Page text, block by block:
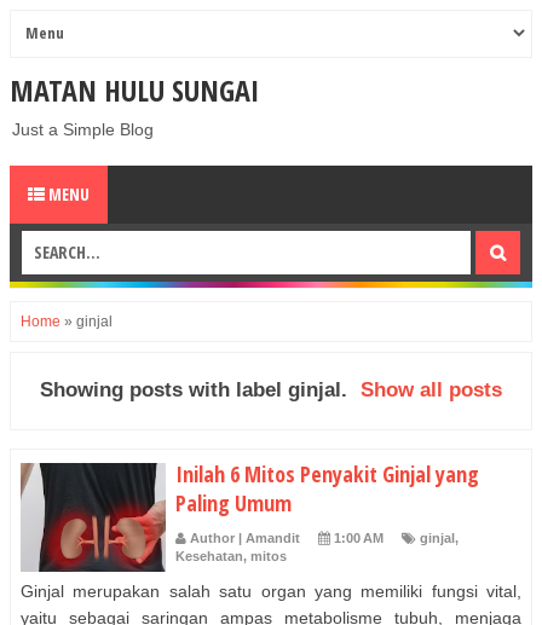
MATAN HULU SUNGAI
Just a Simple Blog
MENU
Home » ginjal
Showing posts with label ginjal. Show all posts
Inilah 6 Mitos Penyakit Ginjal yang
Paling Umum
Author | Amandit 1:00 AM ginjal,
Kesehatan, mitos
Ginjal merupakan salah satu organ yang memiliki fungsi vital,
yaitu sebagai saringan ampas metabolisme tubuh, menjaga